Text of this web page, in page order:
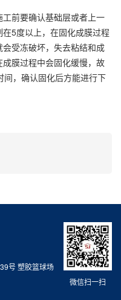
前要确认基础层或者上一
5度以上，在固化成膜过程
受冻破坏，失去粘结和成
膜过程中会固化缓慢，故
，确认固化后方能进行下
微信扫一扫
号塑胶篮球场